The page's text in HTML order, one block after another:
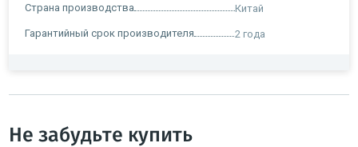
Страна производства Китай
Гарантийный срок производителя 2 года
Не забудьте купить